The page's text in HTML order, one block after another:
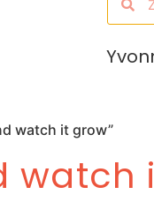
watch it grow”
watch